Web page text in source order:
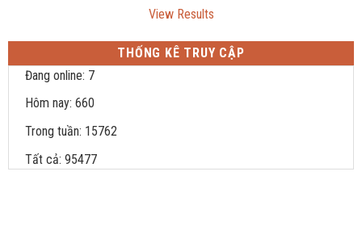
View Results
THỐNG KÊ TRUY CẬP
Đang online: 7
Hôm nay: 660
Trong tuần: 15762
Tất cả: 95477